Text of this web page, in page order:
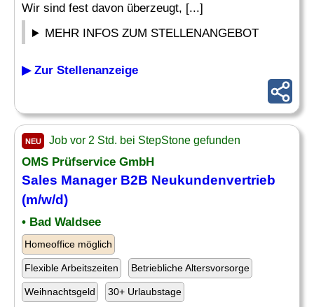
Wir sind fest davon überzeugt, [...]
MEHR INFOS ZUM STELLENANGEBOT
▶ Zur Stellenanzeige
NEU Job vor 2 Std. bei StepStone gefunden
OMS Prüfservice GmbH
Sales Manager B2B Neukundenvertrieb
(m/w/d)
• Bad Waldsee
Homeoffice möglich
Flexible Arbeitszeiten Betriebliche Altersvorsorge
Weihnachtsgeld 30+ Urlaubstage